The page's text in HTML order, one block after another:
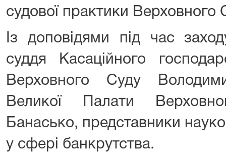
судової практики Верховного
Із доповідями під час
суддя Касаційного
Верховного Суду
Великої Палати
Банасько, представники
у сфері банкрутства.